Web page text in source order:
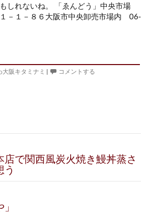
しれないね。 「ゑんどう」中央市場
－１－８６大阪市中央卸売市場内 06-
大阪キタミナミ | コメントする
店で関西風炭火焼き鰻丼蒸さ
う